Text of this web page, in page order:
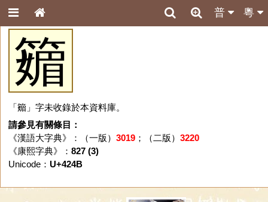
粵
普
䉋
「䉋」字未收錄於本資料庫。
請參見有關條目：
《漢語大字典》：（一版） 3019；（二版） 3220
《康熙字典》： 827 (3)
Unicode： U+424B